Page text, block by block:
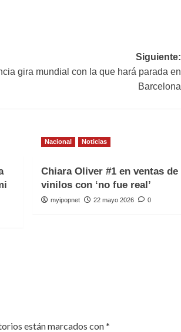
Siguiente:
gira mundial con la que hará parada en
Barcelona
Nacional Noticias
Chiara Oliver #1 en ventas de
vinilos con ‘no fue real’
myipopnet 22 mayo 2026 0
están marcados con*